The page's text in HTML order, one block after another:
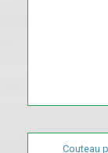
Couteau